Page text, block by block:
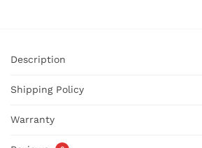
Description
Shipping Policy
Warranty